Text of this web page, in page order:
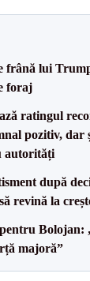
frână lui
foraj
ratingul
pozitiv, dar
autorități
după
revină la
Bolojan:
majoră”